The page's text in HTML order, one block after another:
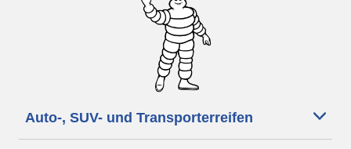
Auto-, SUV- und Transporterreifen